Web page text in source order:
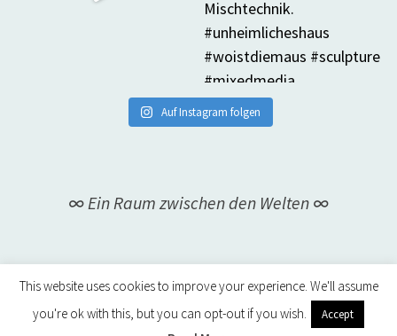
Auf Instagram folgen
∞ Ein Raum zwischen den Welten ∞
This website uses cookies to improve your experience. We'll assume
you're ok with this, but you can opt-out if you wish.
Accept